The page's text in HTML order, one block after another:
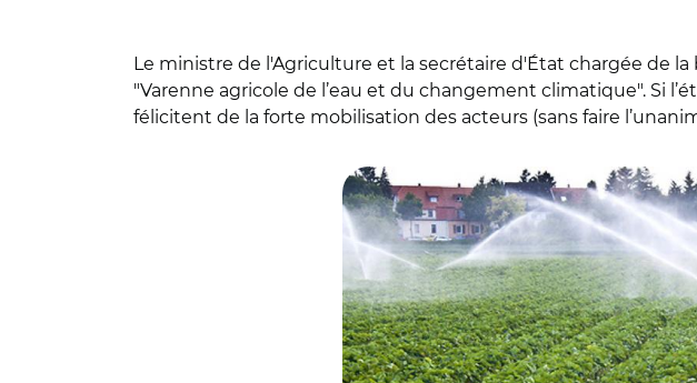
Le ministre de l'Agriculture et la secrétaire d'État chargée de
"Varenne agricole de l’eau et du changement climatique". Si
félicitent de la forte mobilisation des acteurs (sans faire